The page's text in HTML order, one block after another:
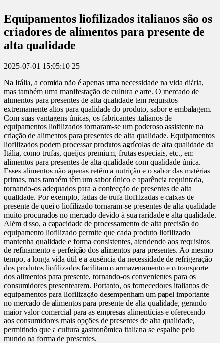
Equipamentos liofilizados italianos são os
criadores de alimentos para presente de
alta qualidade
2025-07-01 15:05:10 25
Na Itália, a comida não é apenas uma necessidade na vida diária,
mas também uma manifestação de cultura e arte. O mercado de
alimentos para presentes de alta qualidade tem requisitos
extremamente altos para qualidade do produto, sabor e embalagem.
Com suas vantagens únicas, os fabricantes italianos de
equipamentos liofilizados tornaram-se um poderoso assistente na
criação de alimentos para presentes de alta qualidade. Equipamentos
liofilizados podem processar produtos agrícolas de alta qualidade da
Itália, como trufas, queijos premium, frutas especiais, etc., em
alimentos para presentes de alta qualidade com qualidade única.
Esses alimentos não apenas retêm a nutrição e o sabor das matérias-
primas, mas também têm um sabor único e aparência requintada,
tornando-os adequados para a confecção de presentes de alta
qualidade. Por exemplo, fatias de trufa liofilizadas e caixas de
presente de queijo liofilizado tornaram-se presentes de alta qualidade
muito procurados no mercado devido à sua raridade e alta qualidade.
Além disso, a capacidade de processamento de alta precisão do
equipamento liofilizado permite que cada produto liofilizado
mantenha qualidade e forma consistentes, atendendo aos requisitos
de refinamento e perfeição dos alimentos para presentes. Ao mesmo
tempo, a longa vida útil e a ausência da necessidade de refrigeração
dos produtos liofilizados facilitam o armazenamento e o transporte
dos alimentos para presente, tornando-os convenientes para os
consumidores presentearem. Portanto, os fornecedores italianos de
equipamentos para liofilização desempenham um papel importante
no mercado de alimentos para presente de alta qualidade, gerando
maior valor comercial para as empresas alimentícias e oferecendo
aos consumidores mais opções de presentes de alta qualidade,
permitindo que a cultura gastronômica italiana se espalhe pelo
mundo na forma de presentes.